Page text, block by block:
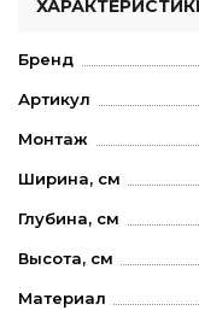
Бренд
Артикул
Монтаж
Ширина, см
Глубина, см
Высота, см
Материал